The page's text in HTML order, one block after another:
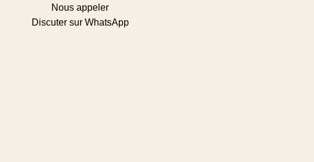
Nous appeler
Discuter sur WhatsApp